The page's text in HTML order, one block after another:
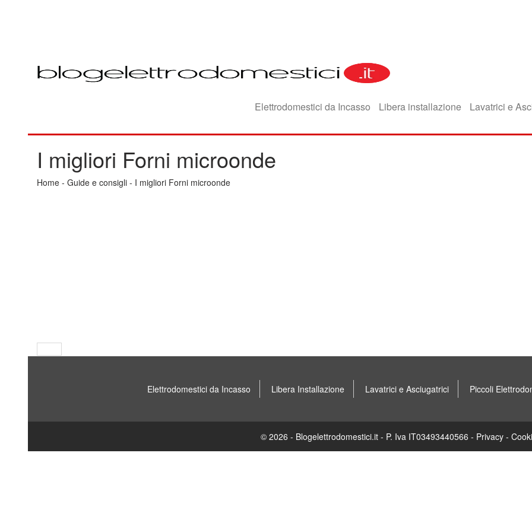
Elettrodomestici da Incasso Libera installazione Lavatrici e
I migliori Forni microonde
Home - Guide e consigli - I migliori Forni microonde
Elettrodomestici da Incasso Libera Installazione Lavatrici e Asciugatrici Piccoli
© 2026 - Blogelettrodomestici.it - P. Iva IT03493440566 - Privacy -